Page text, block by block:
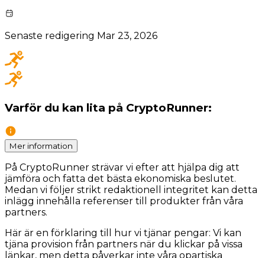
Senaste redigering Mar 23, 2026
Varför du kan lita på CryptoRunner:
Mer information
På CryptoRunner strävar vi efter att hjälpa dig att
jämföra och fatta det bästa ekonomiska beslutet.
Medan vi följer strikt redaktionell integritet kan detta
inlägg innehålla referenser till produkter från våra
partners.
Här är en förklaring till hur vi tjänar pengar: Vi kan
tjäna provision från partners när du klickar på vissa
länkar, men detta påverkar inte våra opartiska